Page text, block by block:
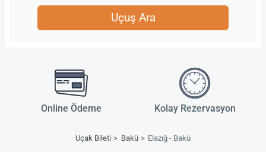
Uçuş Ara
Online Ödeme Kolay Rezervasyon
Uçak Bileti Bakü Elazığ - Bakü